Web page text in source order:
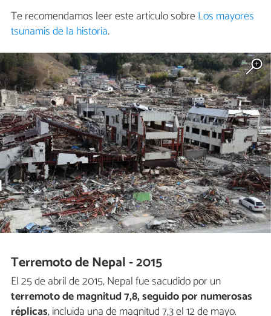
Te recomendamos leer este artículo sobreLos mayores
tsunamis de la historia.
Terremoto de Nepal - 2015
El 25 de abril de 2015, Nepal fue sacudido por un
terremoto de magnitud 7,8, seguido por numerosas
réplicas, incluida una de magnitud 7,3 el 12 de mayo.